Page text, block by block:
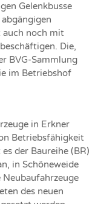
Gelenkbusse
auch noch mit
Die,
BVG-Sammlung
im Betriebshof
in Erkner
Betriebsfähigkeit
der Baureihe (BR)
in Schöneweide
des neuen